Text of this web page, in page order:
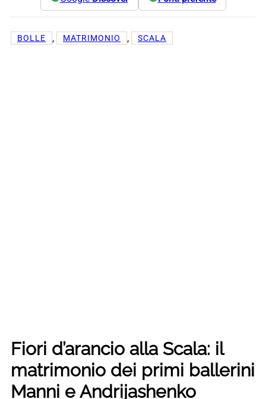
BOLLE , MATRIMONIO , SCALA
Fiori d’arancio alla Scala: il
matrimonio dei primi ballerini
Manni e Andrijashenko